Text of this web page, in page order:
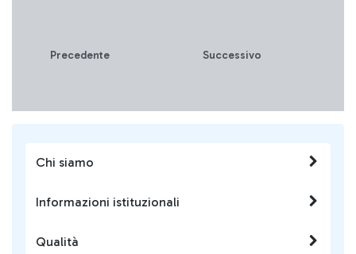
Chi siamo
Informazioni istituzionali
Qualità
Precedente Successivo